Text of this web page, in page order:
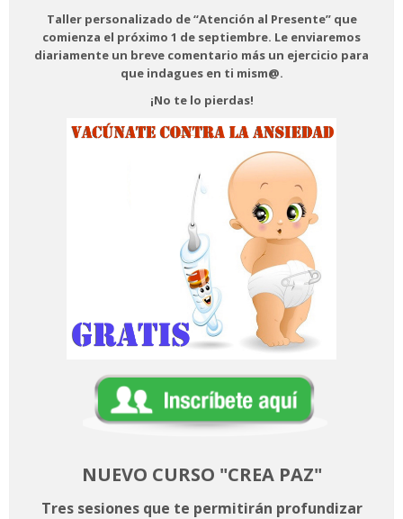
Taller personalizado de “Atención al Presente” que
comienza el próximo 1 de septiembre. Le enviaremos
diariamente un breve comentario más un ejercicio para
que indagues en ti mism@.
¡No te lo pierdas!
NUEVO CURSO "CREA PAZ"
Tres sesiones que te permitirán profundizar